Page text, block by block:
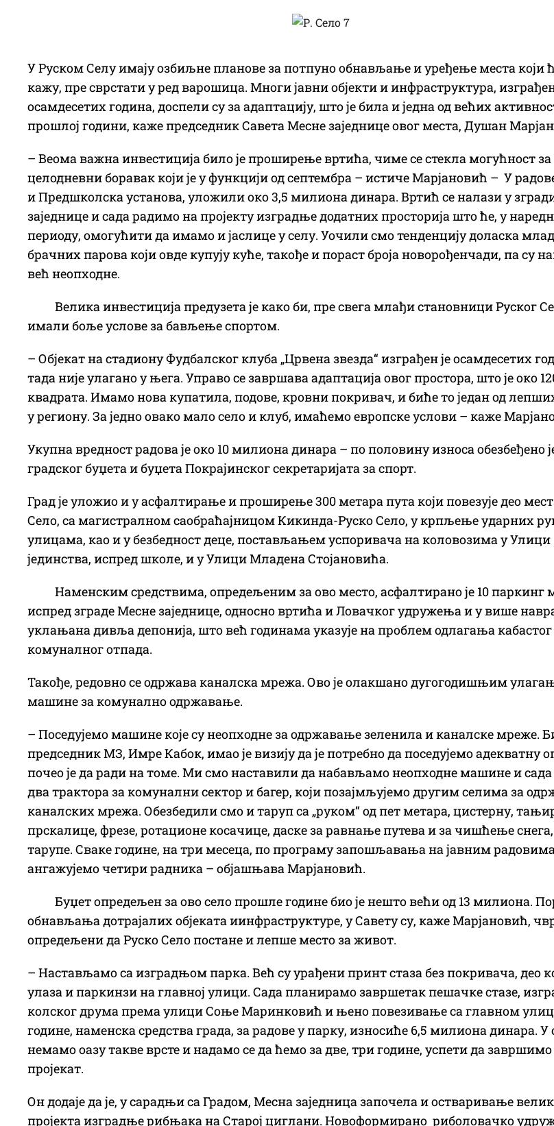
У Руском Селу имају озбиљне планове за потпуно обнављање и уређење места који
кажу, пре сврстати у ред варошица. Многи јавни објекти и инфраструктура,
осамдесетих година, доспели су за адаптацију, што је била и једна од већих
прошлој години, каже председник Савета Месне заједнице овог места, Душан
– Веома важна инвестиција било је проширење вртића, чиме се стекла могућност за
целодневни боравак који је у функцији од септембра – истиче Марјановић – У
и Предшколска установа, уложили око 3,5 милиона динара. Вртић се налази у
заједнице и сада радимо на пројекту изградње додатних просторија што ће, у
периоду, омогућити да имамо и јаслице у селу. Уочили смо тенденцију доласка
брачних парова који овде купују куће, такође и пораст броја новорођенчади, па су
већ неопходне.
Велика инвестиција предузета је како би, пре свега млађи становници Руског
имали боље услове за бављење спортом.
– Објекат на стадиону Фудбалског клуба „Црвена звезда“ изграђен је осамдесетих
тада није улагано у њега. Управо се завршава адаптација овог простора, што је око
квадрата. Имамо нова купатила, подове, кровни покривач, и биће то један од
у региону. За једно овако мало село и клуб, имаћемо европске услови – каже
Укупна вредност радова је око 10 милиона динара – по половину износа обезбеђено
градског буџета и буџета Покрајинског секретаријата за спорт.
Град је уложио и у асфалтирање и проширење 300 метара пута који повезује део
Село, са магистралном саобраћајницом Кикинда-Руско Село, у крпљење ударних
улицама, као и у безбедност деце, постављањем успоривача на коловозима у Улици
јединства, испред школе, и у Улици Младена Стојановића.
Наменским средствима, опредељеним за ово место, асфалтирано је 10 паркинг
испред зграде Месне заједнице, односно вртића и Ловачког удружења и у више
уклањана дивља депонија, што већ годинама указује на проблем одлагања кабастог
комуналног отпада.
Такође, редовно се одржава каналска мрежа. Ово је олакшано дугогодишњим
машине за комунално одржавање.
– Поседујемо машине које су неопходне за одржавање зеленила и каналске мреже.
председник МЗ, Имре Кабок, имао је визију да је потребно да поседујемо адекватну
почео је да ради на томе. Ми смо наставили да набављамо неопходне машине и
два трактора за комунални сектор и багер, који позајмљујемо другим селима за
каналских мрежа. Обезбедили смо и таруп са „руком“ од пет метара, цистерну,
прскалице, фрезе, ротационе косачице, даске за равнање путева и за чишћење
тарупе. Сваке године, на три месеца, по програму запошљавања на јавним
ангажујемо четири радника – објашњава Марјановић.
Буџет опредељен за ово село прошле године био је нешто већи од 13 милиона.
обнављања дотрајалих објеката иинфраструктуре, у Савету су, каже Марјановић,
опредељени да Руско Село постане и лепше место за живот.
– Настављамо са изградњом парка. Већ су урађени принт стаза без покривача, део
улаза и паркинзи на главној улици. Сада планирамо завршетак пешачке стазе,
колског друма према улици Соње Маринковић и њено повезивање са главном
године, наменска средства града, за радове у парку, износиће 6,5 милиона динара. У
немамо оазу такве врсте и надамо се да ћемо за две, три године, успети да завршимо
пројекат.
Он додаје да је, у сарадњи са Градом, Месна заједница започела и остваривање
пројекта изградње рибњака на Старој циглани. Новоформирано риболовачко